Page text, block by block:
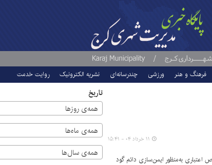
فرهنگ و هنر ورزشی چندرسانه‌ای نشریه الکترونیک روایت خدمت
اعتباری به‌منظور ایمن‌سازی دائم گود
۱۱ خرداد ۰۴ - ۱۵:۴۱
تاریخ
همه‌ی روزها
همه‌ی ماه‌ها
همه‌ی سال‌ها